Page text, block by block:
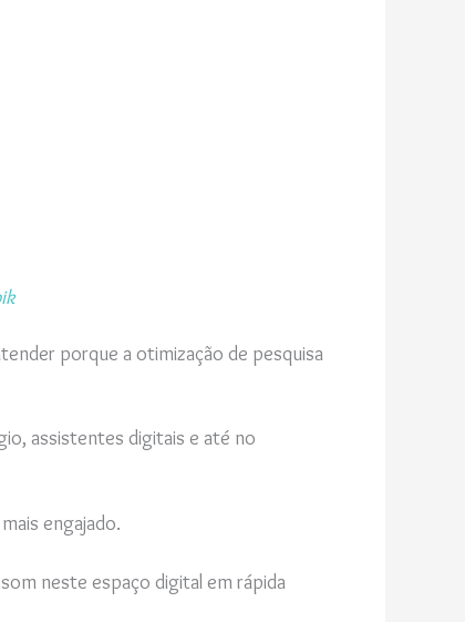
porque a otimização de pesquisa
assistentes digitais e até no
engajado.
neste espaço digital em rápida